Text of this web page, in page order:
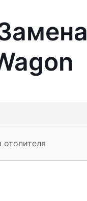
отопителя